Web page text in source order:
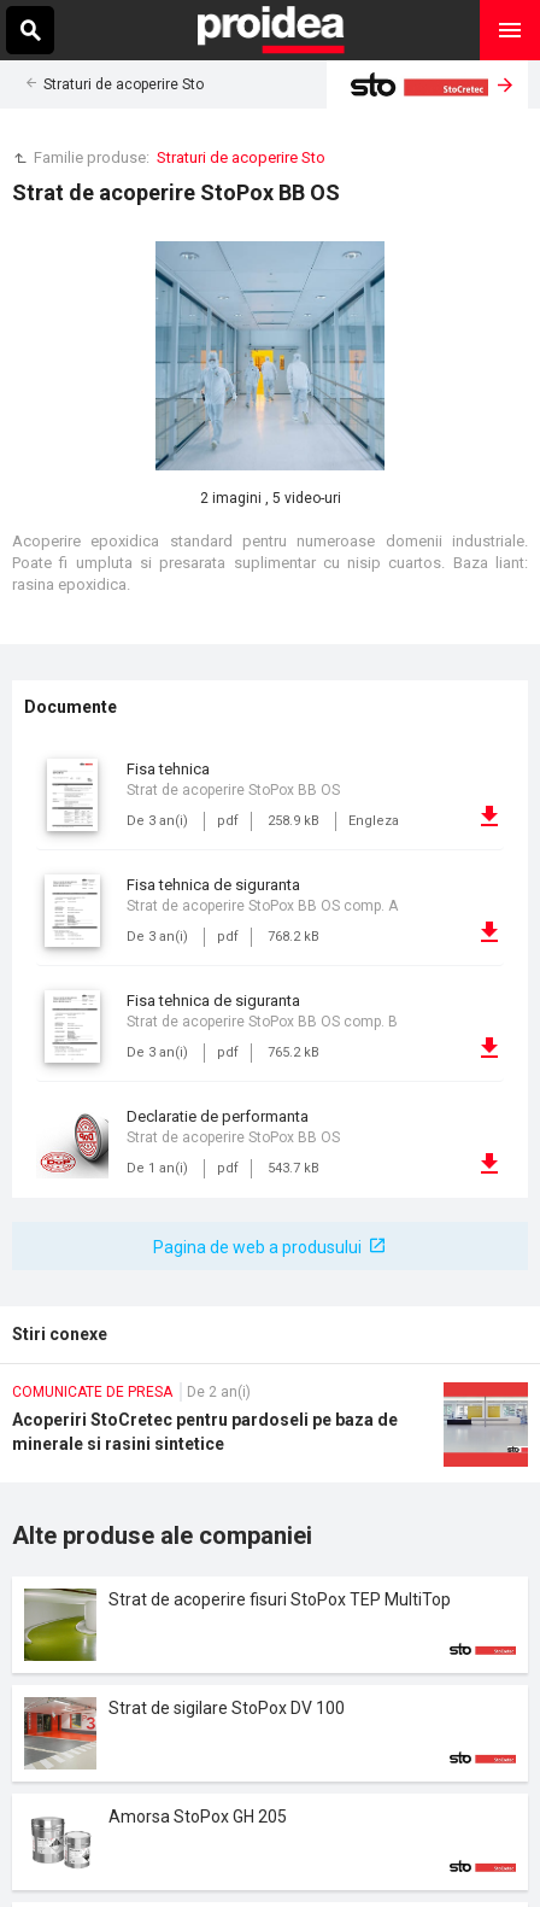
Straturi de acoperire Sto
Familie produse: Straturi de acoperire Sto
Strat de acoperire StoPox BB OS
2 imagini , 5 video-uri
Acoperire epoxidica standard pentru numeroase domenii industriale.
Poate fi umpluta si presarata suplimentar cu nisip cuartos. Baza liant:
rasina epoxidica.
Documente
fisa tehnica
De 3 an(i) pdf 258.9 kB Engleza
Strat de acoperire StoPox BB OS
fisa tehnica de siguranta
De 3 an(i) pdf 768.2 kB
Strat de acoperire StoPox BB OS comp. A
fisa tehnica de siguranta
De 3 an(i) pdf 765.2 kB
Strat de acoperire StoPox BB OS comp. B
declaratie de performanta
De 1 an(i) pdf 543.7 kB
Strat de acoperire StoPox BB OS
Pagina de web a produsului
Stiri conexe
COMUNICATE DE PRESA De 2 an(i)
Acoperiri StoCretec pentru pardoseli pe baza de
minerale si rasini sintetice
Alte produse ale companiei
Strat de acoperire fisuri StoPox TEP MultiTop
Strat de sigilare StoPox DV 100
Amorsa StoPox GH 205